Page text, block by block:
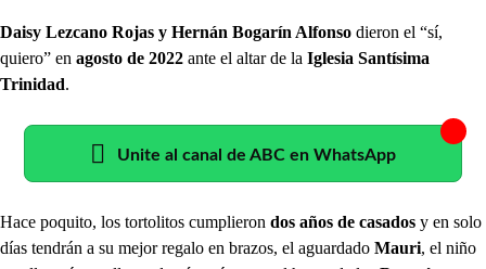
Daisy Lezcano Rojas y Hernán Bogarín Alfonso dieron el “sí,
quiero” en agosto de 2022 ante el altar de la Iglesia Santísima
Trinidad.
Unite al canal de ABC en WhatsApp
Hace poquito, los tortolitos cumplieron dos años de casados y en solo
días tendrán a su mejor regalo en brazos, el aguardado Mauri, el niño